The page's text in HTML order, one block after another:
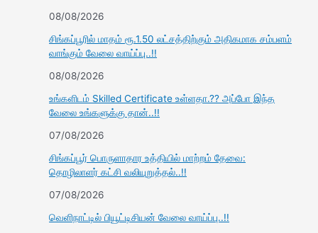
08/08/2026
சிங்கப்பூரில் மாதம் ரூ.1.50 லட்சத்திற்கும் அதிகமாக சம்பளம்
வாங்கும் வேலை வாய்ப்பு..!!
08/08/2026
உங்களிடம் Skilled Certificate உள்ளதா.?? அப்போ இந்த
வேலை உங்களுக்கு தான்..!!
07/08/2026
சிங்கப்பூர் பொருளாதார உத்தியில் மாற்றம் தேவை:
தொழிலாளர் கட்சி வலியுறுத்தல்..!!
07/08/2026
வெளிநாட்டில் பியூட்டிசியன் வேலை வாய்ப்பு..!!